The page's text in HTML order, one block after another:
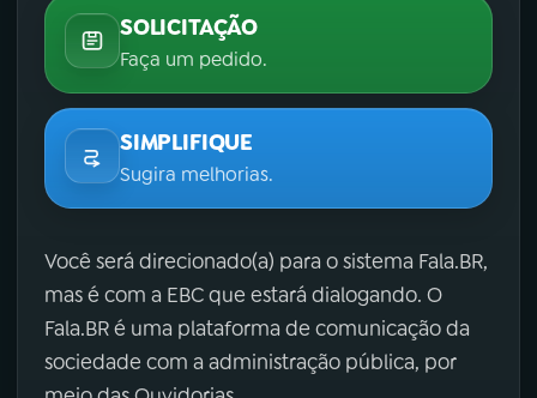
SOLICITAÇÃO
Faça um pedido.
SIMPLIFIQUE
Sugira melhorias.
Você será direcionado(a) para o sistema Fala.BR,
mas é com a EBC que estará dialogando. O
Fala.BR é uma plataforma de comunicação da
sociedade com a administração pública, por